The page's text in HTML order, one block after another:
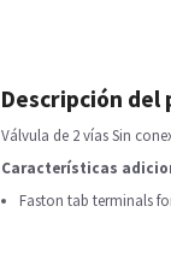
Descripción del
Válvula de 2 vías Sin
Características
Faston tab terminals